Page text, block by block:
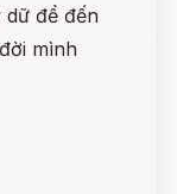
dữ để đến
mình